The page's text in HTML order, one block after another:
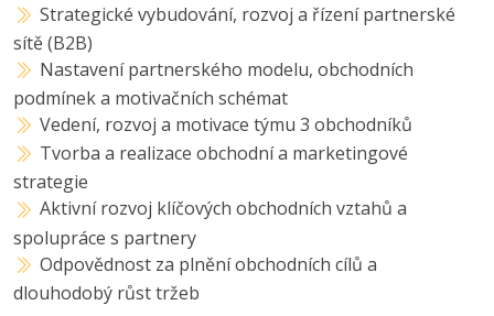
Strategické vybudování, rozvoj a řízení partnerské
sítě (B2B)
Nastavení partnerského modelu, obchodních
podmínek a motivačních schémat
Vedení, rozvoj a motivace týmu 3 obchodníků
Tvorba a realizace obchodní a marketingové
strategie
Aktivní rozvoj klíčových obchodních vztahů a
spolupráce s partnery
Odpovědnost za plnění obchodních cílů a
dlouhodobý růst tržeb